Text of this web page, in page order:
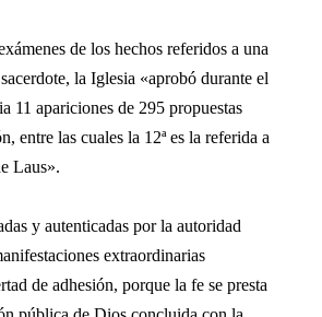
de los hechos referidos a una
la Iglesia «aprobó durante el
11 apariciones de 295 propuestas
entre las cuales la 12ª es la referida a
Laus».
y autenticadas por la autoridad
extraordinarias
de adhesión, porque la fe se presta